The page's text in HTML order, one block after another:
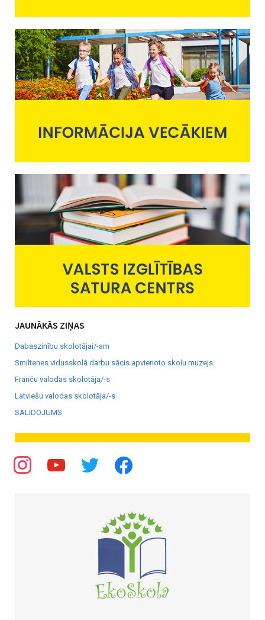
JAUNĀKĀS ZIŅAS
Dabaszinību skolotājai/-am
Smiltenes vidusskolā darbu sācis apvienoto skolu muzejs.
Franču valodas skolotāja/-s
Latviešu valodas skolotāja/-s
SALIDOJUMS